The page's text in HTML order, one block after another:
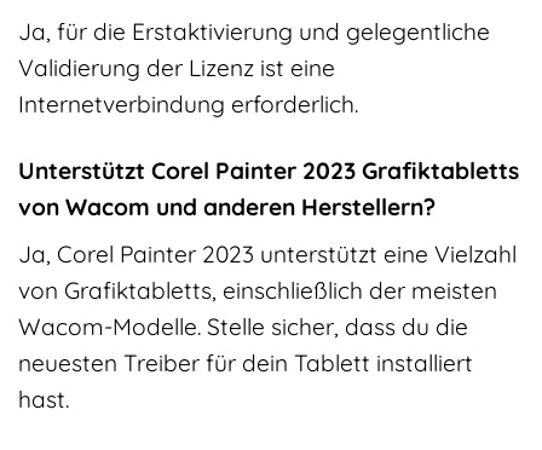
Ja, für die Erstaktivierung und gelegentliche
Validierung der Lizenz ist eine
Internetverbindung erforderlich.
Unterstützt Corel Painter 2023 Grafiktabletts
von Wacom und anderen Herstellern?
Ja, Corel Painter 2023 unterstützt eine Vielzahl
von Grafiktabletts, einschließlich der meisten
Wacom-Modelle. Stelle sicher, dass du die
neuesten Treiber für dein Tablett installiert
hast.